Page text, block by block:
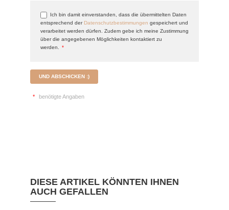
Ich bin damit einverstanden, dass die übermittelten Daten
entsprechend der Datenschutzbestimmungen gespeichert und
verarbeitet werden dürfen. Zudem gebe ich meine Zustimmung
über die angegebenen Möglichkeiten kontaktiert zu
werden.
*
UND ABSCHICKEN :)
* benötigte Angaben
DIESE ARTIKEL KÖNNTEN IHNEN
AUCH GEFALLEN